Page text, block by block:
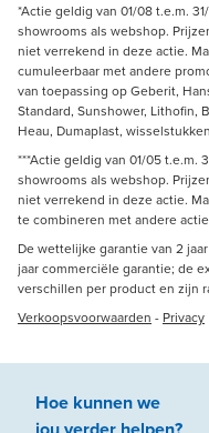
*Actie geldig van 01/08 t.e.m.
showrooms als webshop.
niet verrekend in deze actie.
cumuleerbaar met andere
van toepassing op Geberit,
Standard, Sunshower, Lithofin,
Heau, Dumaplast,
***Actie geldig van 01/05 t.e.m.
showrooms als webshop.
niet verrekend in deze actie.
te combineren met andere
De wettelijke garantie van 2
jaar commerciële garantie; de
verschillen per product en zijn
Verkoopsvoorwaarden - Privacy
Hoe kunnen we